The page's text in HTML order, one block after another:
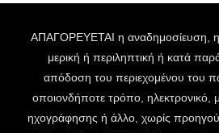
ΑΠΑΓΟΡΕΥΕΤΑΙ η αναδημοσίευση, η
μερική ή περιληπτική ή κατά
απόδοση του περιεχομένου του
οποιονδήποτε τρόπο, ηλεκτρονικό,
ηχογράφησης ή άλλο, χωρίς